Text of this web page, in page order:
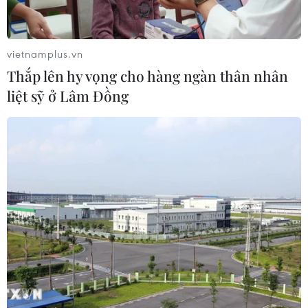
Mỹ giảm mạnh
29/07/2026 00:20
Chứng khoán châu Á hứng chịu đợt
bán tháo mới
trước tuần lễ quyết định của Fed
28/07/2026 02:13
Chứng khoán châu Á đồng loạt tăng
khi giá dầu giảm mạnh
vietnamplus.vn
Thắp lên hy vọng cho hàng ngàn thân nhân
liệt sỹ ở Lâm Đồng